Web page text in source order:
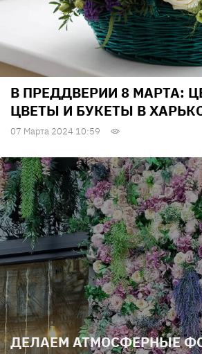
В ПРЕДДВЕРИИ 8 МАРТА:
ЦВЕТЫ И БУКЕТЫ В
07 Марта 2024 10:59
ДЕЛАЕМ АТМОСФЕРНЫЕ